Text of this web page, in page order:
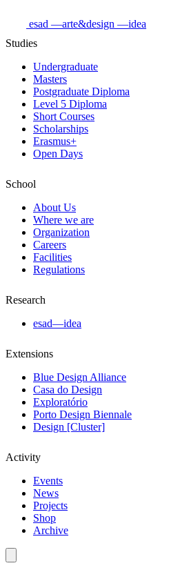
esad —arte&design —idea
Studies
Undergraduate
Masters
Postgraduate Diploma
Level 5 Diploma
Short Courses
Scholarships
Erasmus+
Open Days
School
About Us
Where we are
Organization
Careers
Facilities
Regulations
Research
esad—idea
Extensions
Blue Design Alliance
Casa do Design
Exploratório
Porto Design Biennale
Design [Cluster]
Activity
Events
News
Projects
Shop
Archive